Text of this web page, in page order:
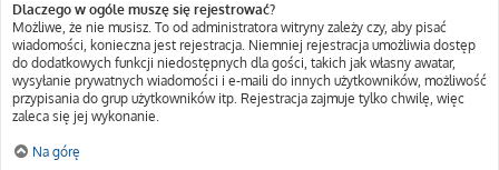
Dlaczego w ogóle muszę się rejestrować?
Możliwe, że nie musisz. To od administratora witryny zależy czy, aby pisać
wiadomości, konieczna jest rejestracja. Niemniej rejestracja umożliwia dostęp
do dodatkowych funkcji niedostępnych dla gości, takich jak własny awatar,
wysyłanie prywatnych wiadomości i e-maili do innych użytkowników, możliwość
przypisania do grup użytkowników itp. Rejestracja zajmuje tylko chwilę, więc
zaleca się jej wykonanie.
Na górę